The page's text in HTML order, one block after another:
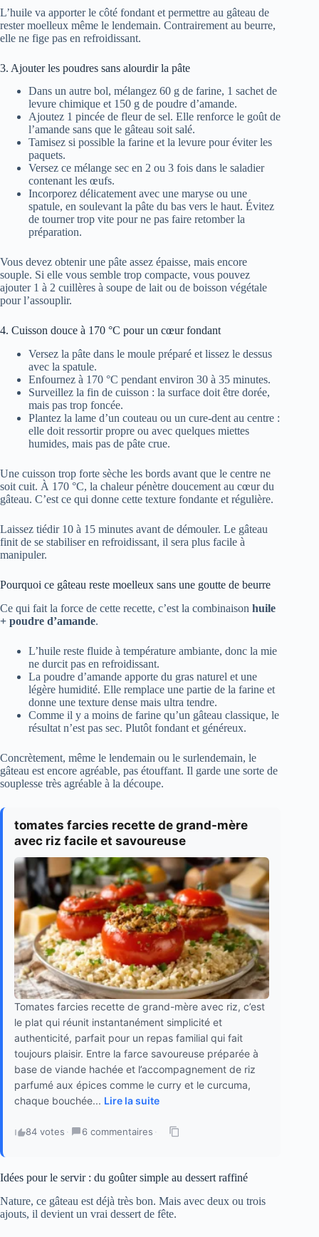
L’huile va apporter le côté fondant et permettre au gâteau de
rester moelleux même le lendemain. Contrairement au beurre,
elle ne fige pas en refroidissant.
3. Ajouter les poudres sans alourdir la pâte
Dans un autre bol, mélangez 60 g de farine, 1 sachet de
levure chimique et 150 g de poudre d’amande.
Ajoutez 1 pincée de fleur de sel. Elle renforce le goût de
l’amande sans que le gâteau soit salé.
Tamisez si possible la farine et la levure pour éviter les
paquets.
Versez ce mélange sec en 2 ou 3 fois dans le saladier
contenant les œufs.
Incorporez délicatement avec une maryse ou une
spatule, en soulevant la pâte du bas vers le haut. Évitez
de tourner trop vite pour ne pas faire retomber la
préparation.
Vous devez obtenir une pâte assez épaisse, mais encore
souple. Si elle vous semble trop compacte, vous pouvez
ajouter 1 à 2 cuillères à soupe de lait ou de boisson végétale
pour l’assouplir.
4. Cuisson douce à 170 °C pour un cœur fondant
Versez la pâte dans le moule préparé et lissez le dessus
avec la spatule.
Enfournez à 170 °C pendant environ 30 à 35 minutes.
Surveillez la fin de cuisson : la surface doit être dorée,
mais pas trop foncée.
Plantez la lame d’un couteau ou un cure-dent au centre :
elle doit ressortir propre ou avec quelques miettes
humides, mais pas de pâte crue.
Une cuisson trop forte sèche les bords avant que le centre ne
soit cuit. À 170 °C, la chaleur pénètre doucement au cœur du
gâteau. C’est ce qui donne cette texture fondante et régulière.
Laissez tiédir 10 à 15 minutes avant de démouler. Le gâteau
finit de se stabiliser en refroidissant, il sera plus facile à
manipuler.
Pourquoi ce gâteau reste moelleux sans une goutte de beurre
Ce qui fait la force de cette recette, c’est la combinaison huile
+ poudre d’amande.
L’huile reste fluide à température ambiante, donc la mie
ne durcit pas en refroidissant.
La poudre d’amande apporte du gras naturel et une
légère humidité. Elle remplace une partie de la farine et
donne une texture dense mais ultra tendre.
Comme il y a moins de farine qu’un gâteau classique, le
résultat n’est pas sec. Plutôt fondant et généreux.
Concrètement, même le lendemain ou le surlendemain, le
gâteau est encore agréable, pas étouffant. Il garde une sorte de
souplesse très agréable à la découpe.
tomates farcies recette de grand-mère
avec riz facile et savoureuse
Tomates farcies recette de grand-mère avec riz, c’est
le plat qui réunit instantanément simplicité et
authenticité, parfait pour un repas familial qui fait
toujours plaisir. Entre la farce savoureuse préparée à
base de viande hachée et l’accompagnement de riz
parfumé aux épices comme le curry et le curcuma,
chaque bouchée... Lire la suite
84 votes · 6 commentaires ·
Idées pour le servir : du goûter simple au dessert raffiné
Nature, ce gâteau est déjà très bon. Mais avec deux ou trois
ajouts, il devient un vrai dessert de fête.